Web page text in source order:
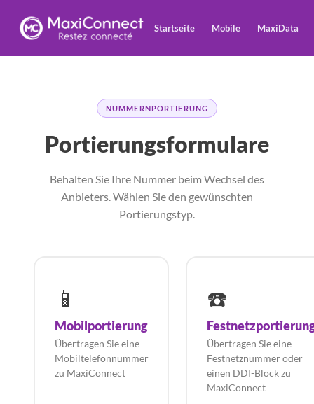
Startseite Mobile MaxiData
NUMMERNPORTIERUNG
Portierungsformulare
Behalten Sie Ihre Nummer beim Wechsel des
Anbieters. Wählen Sie den gewünschten
Portierungstyp.
📱
Mobilportierung
Übertragen Sie eine
Mobiltelefonnummer
zu MaxiConnect
☎️
Übertragen Sie eine
Festnetznummer oder
einen DDI-Block zu
MaxiConnect